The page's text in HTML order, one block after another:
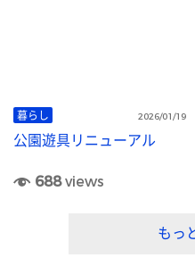
暮らし 2026/01/19
公園遊具リニューアル
688views
もっ